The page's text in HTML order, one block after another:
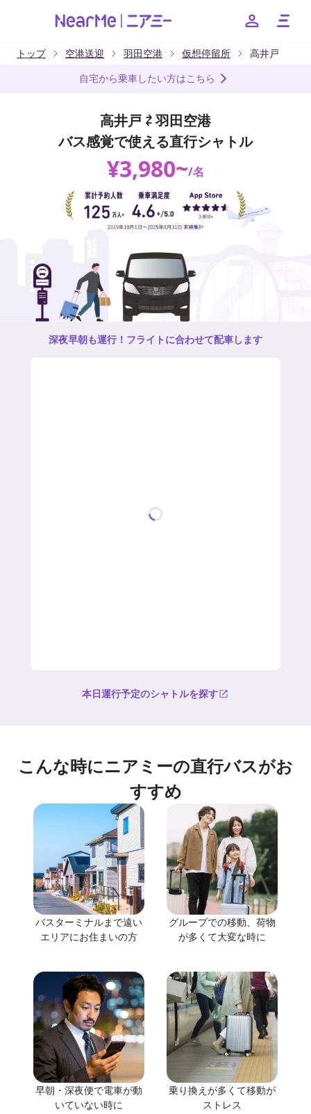
友だちに追加
English 簡体中文 繁体中文 한국어
トップ 空港送迎 羽田空港 仮想停留所 高井戸
自宅から乗車したい方はこちら
高井戸 ⇄ 羽田空港
バス感覚で使える直行シャトル
¥3,980~/名
深夜早朝も運行！フライトに合わせて配車します
本日運行予定のシャトルを探す
こんな時にニアミーの直行バスがお
すすめ
バスターミナルまで遠い
エリアにお住まいの方
グループでの移動、荷物
が多くて大変な時に
早朝・深夜便で電車が動
いていない時に
乗り換えが多くて移動が
ストレス